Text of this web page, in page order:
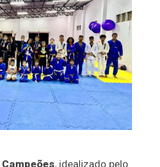
, idealizado pelo